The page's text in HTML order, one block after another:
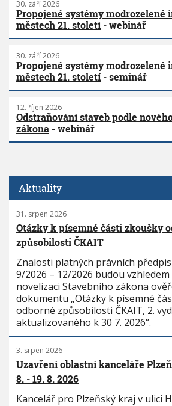
30. září 2026
Propojené systémy
městech 21. století- webinář
30. září 2026
Propojené systémy
městech 21. století- seminář
12. říjen 2026
Odstraňování staveb podle
zákona - webinář
Aktuality
31. srpen 2026
Otázky k písemné části zkoušky
způsobilosti ČKAIT
Znalosti platných právních
9/2026 – 12/2026 budou
novelizaci Stavebního zákona
dokumentu „Otázky k písemné
odborné způsobilosti ČKAIT, 2.
aktualizovaného k 30 7. 2026“.
3. srpen 2026
Uzavření oblastní kanceláře
8. - 19. 8. 2026
Kancelář pro Plzeňský kraj v ulici